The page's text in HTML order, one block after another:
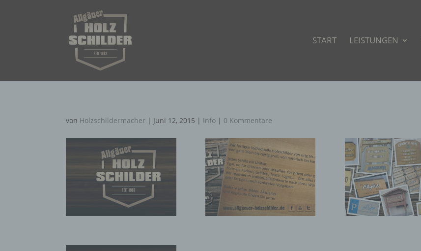
START LEISTUNGEN
von Holzschildermacher | Juni 12, 2015 | Info | 0 Kommentare